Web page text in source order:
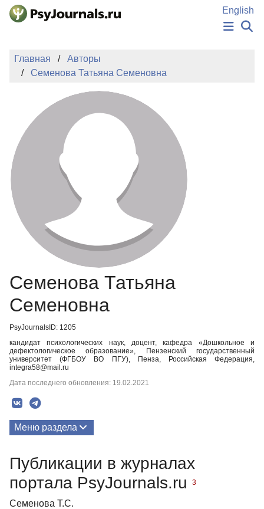
Перейти к основному содержанию
English
ИЗДАНИЯ
ПОДАТЬ РУКОПИСЬ
БАЗА ЗНАНИЙ
КЛЮЧЕВЫЕ СЛОВА
Регистрация
Главная
Авторы
Семенова Татьяна Семеновна
Семенова Татьяна
Семеновна
PsyJournalsID: 1205
кандидат психологических наук, доцент, кафедра «Дошкольное и
дефектологическое образование», Пензенский государственный
университет (ФГБОУ ВО ПГУ), Пенза, Российская Федерация,
integra58@mail.ru
Дата последнего обновления: 19.02.2021
Меню раздела
Медиа-материалы
Публикации в журналах
портала PsyJournals.ru
3
Семенова Т.С.